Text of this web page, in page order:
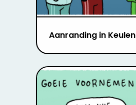
Aanranding in Keulen